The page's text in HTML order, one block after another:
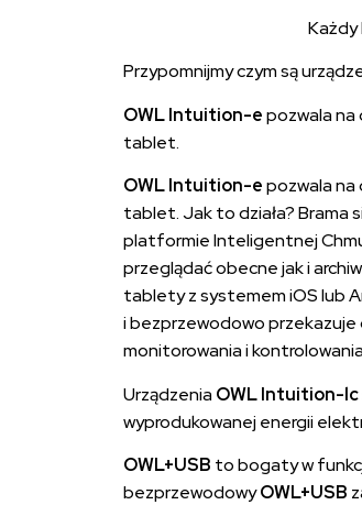
Każdy
Przypomnijmy czym są
OWL Intuition-epozwala
tablet.
OWL Intuition-epozwala
tablet. Jak to działa? Brama
platformie Inteligentnej
przeglądać obecne jak i
tablety z systemem iOS lub
i bezprzewodowo przekazuje
monitorowania i
Urządzenia OWL Intuition-lc
wyprodukowanej energii
OWL+USB to bogaty w
bezprzewodowyOWL+USB